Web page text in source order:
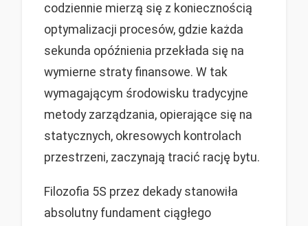
codziennie mierzą się z koniecznością
optymalizacji procesów, gdzie każda
sekunda opóźnienia przekłada się na
wymierne straty finansowe. W tak
wymagającym środowisku tradycyjne
metody zarządzania, opierające się na
statycznych, okresowych kontrolach
przestrzeni, zaczynają tracić rację bytu.
Filozofia 5S przez dekady stanowiła
absolutny fundament ciągłego